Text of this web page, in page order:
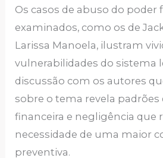
Os casos de abuso do poder
examinados, como os de
Larissa Manoela, ilustram
vulnerabilidades do sistema
discussão com os autores
sobre o tema revela padrões
financeira e negligência que
necessidade de uma maior
preventiva.